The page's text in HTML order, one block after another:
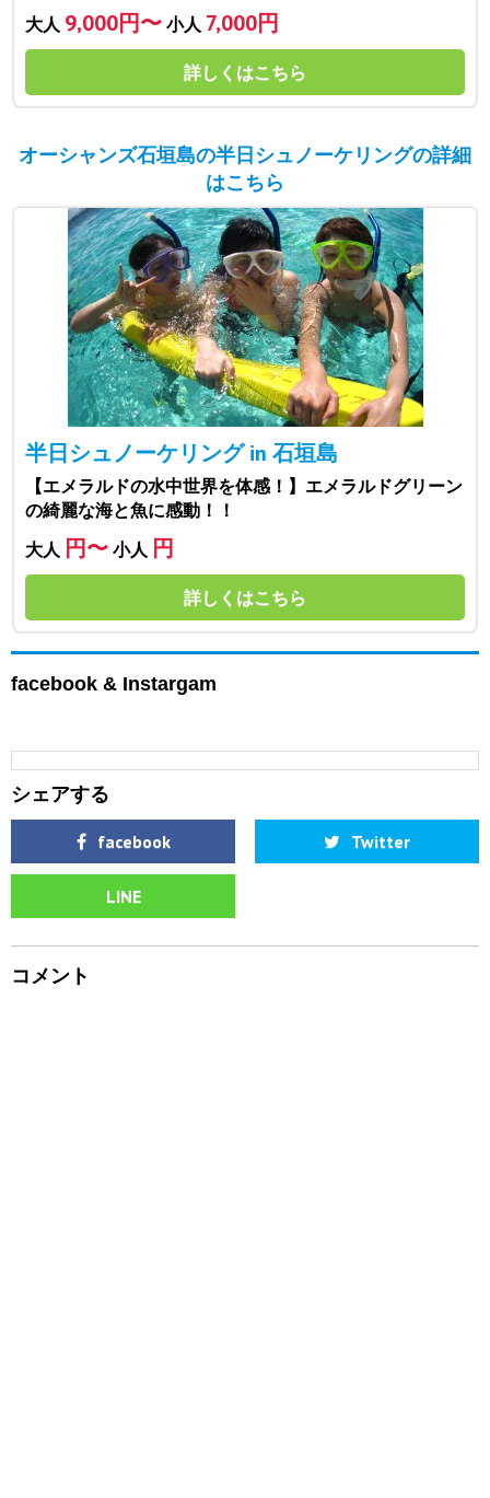
大人 9,000円〜 小人 7,000円
詳しくはこちら
オーシャンズ石垣島の半日シュノーケリングの詳細
はこちら
半日シュノーケリング in 石垣島
【エメラルドの水中世界を体感！】エメラルドグリーン
の綺麗な海と魚に感動！！
大人 円〜 小人 円
詳しくはこちら
facebook & Instargam
シェアする
facebook Twitter
LINE
コメント